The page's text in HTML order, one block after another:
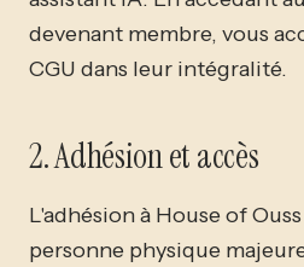
devenant membre, vous
CGU dans leur intégralité.
2. Adhésion et accès
L'adhésion à House of
personne physique